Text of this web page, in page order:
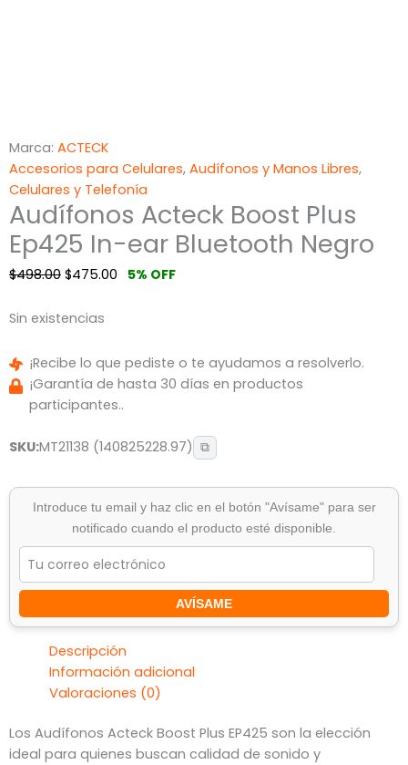
Marca: ACTECK
Accesorios para Celulares, Audífonos y Manos Libres,
Celulares y Telefonía
Audífonos Acteck Boost Plus
Ep425 In-ear Bluetooth Negro
$498.00 $475.00 5% OFF
Sin existencias
¡Recibe lo que pediste o te ayudamos a resolverlo.
¡Garantía de hasta 30 días en productos
participantes..
SKU:MT21138 (140825228.97) ⧉
Introduce tu email y haz clic en el botón "Avísame" para ser
notificado cuando el producto esté disponible.
AVÍSAME
Descripción
Información adicional
Valoraciones (0)
Los Audífonos Acteck Boost Plus EP425 son la elección
ideal para quienes buscan calidad de sonido y